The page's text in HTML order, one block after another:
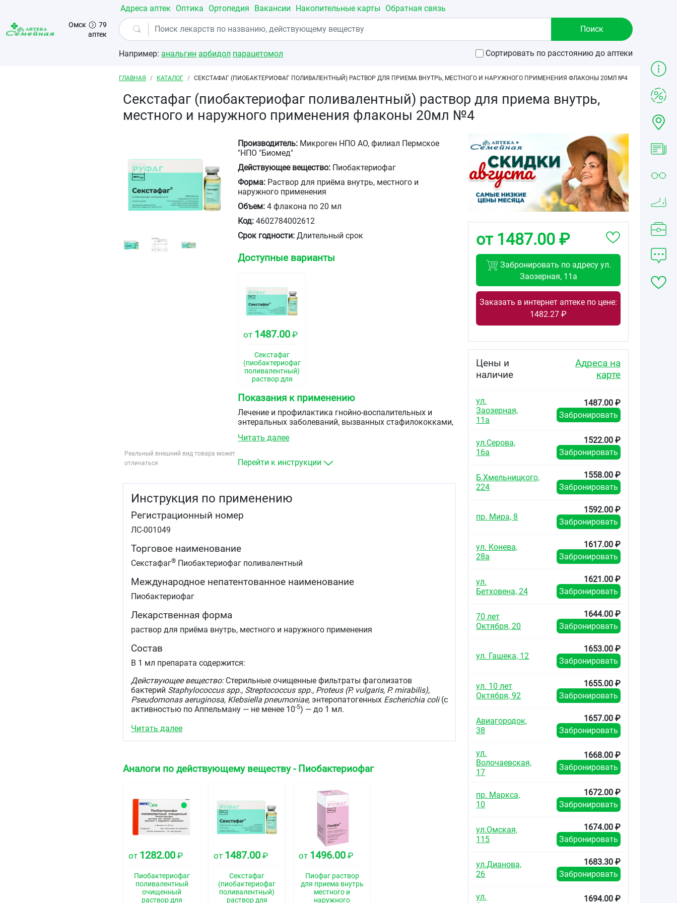
Перейти к основному содержанию
Омск
79
аптек
Адреса аптек Оптика Ортопедия Вакансии Накопительные карты Обратная связь
Например: анальгин арбидол парацетомол Сортировать по расстоянию до аптеки
Строка навигации
ГЛАВНАЯ КАТАЛОГ СЕКСТАФАГ (ПИОБАКТЕРИОФАГ ПОЛИВАЛЕНТНЫЙ) РАСТВОР ДЛЯ ПРИЕМА ВНУТРЬ, МЕСТНОГО И НАРУЖНОГО ПРИМЕНЕНИЯ ФЛАКОНЫ 20МЛ №4
Секстафаг (пиобактериофаг поливалентный) раствор для приема внутрь,
местного и наружного применения флаконы 20мл №4
Реальный внешний вид товара может
отличаться
Производитель: Микроген НПО АО, филиал Пермское
"НПО "Биомед"
Действующее вещество: Пиобактериофаг
Форма: Раствор для приёма внутрь, местного и
наружного применения
Объем: 4 флакона по 20 мл
Код: 4602784002612
Срок годности: Длительный срок
Доступные варианты
от 1487.00 ₽
Секстафаг
(пиобактериофаг
поливалентный)
раствор для
местного и
наружного
применения
флаконы 20мл
№4
Показания к применению
Лечение и профилактика гнойно-воспалительных и
энтеральных заболеваний, вызванных стафилококками,
и кишечной палочками:
заболевания уха, горла, носа, дыхательных путей и
лёгких — воспаления пазух носа, среднего уха,
хирургические инфекции — нагноение ран, ожоги,
посттравматические конъюнктивиты,
иридоциклиты
новорождённых — омфалит, пиодермия,
синегнойной и кишечной палочек.
Читать далее
Перейти к инструкции
Инструкция по применению
Регистрационный номер
ЛС-001049
Торговое наименование
Секстафаг® Пиобактериофаг поливалентный
Международное непатентованное наименование
Пиобактериофаг
Лекарственная форма
раствор для приёма внутрь, местного и наружного применения
Состав
В 1 мл препарата содержится:
Действующее вещество: Стерильные очищенные фильтраты фаголизатов
бактерий Staphylococcus spp., Streptococcus spp., Proteus (P. vulgaris, P. mirabilis),
Pseudomonas aeruginosa, Klebsiella pneumoniae, энтеропатогенных Escherichia coli(с
активностью по Аппельману — не менее 10-5) — до 1 мл.
Вспомогательное вещество:
Описание
Код АТХ
V03A
Препарат обладает способностью специфически лизировать бактерии
пневмонии, синегнойной и кишечной палочек.
Показания
Читать далее
Аналоги по действующему веществу - Пиобактериофаг
от 1282.00 ₽
Пиобактериофаг
поливалентный
очищенный
раствор для
от 1487.00 ₽
Секстафаг
(пиобактериофаг
поливалентный)
раствор для
от 1496.00 ₽
Пиофаг раствор
для приема внутрь
местного и
наружного
от 1487.00 ₽
Забронировать по адресу ул.
Заозерная, 11а
Заказать в интернет аптеке по цене:
1482.27 ₽
Цены и
наличие
Адреса на
карте
ул.
Заозерная,
11а
1487.00 ₽
Забронировать
ул.Серова,
16а
1522.00 ₽
Забронировать
Б.Хмельницкого,
224
1558.00 ₽
Забронировать
пр. Мира, 8
1592.00 ₽
Забронировать
ул. Конева,
28а
1617.00 ₽
Забронировать
ул.
Бетховена, 24
1621.00 ₽
Забронировать
70 лет
Октября, 20
1644.00 ₽
Забронировать
ул. Гашека, 12
1653.00 ₽
Забронировать
ул. 10 лет
Октября, 92
1655.00 ₽
Забронировать
Авиагородок,
38
1657.00 ₽
Забронировать
ул.
Волочаевская,
17
1668.00 ₽
Забронировать
пр. Маркса,
10
1672.00 ₽
Забронировать
ул.Омская,
115
1674.00 ₽
Забронировать
ул.Дианова,
26
1683.30 ₽
Забронировать
ул.
1694.00 ₽